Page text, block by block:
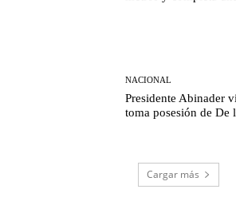
NACIONAL
Presidente Abinader
toma posesión de De
Cargar más